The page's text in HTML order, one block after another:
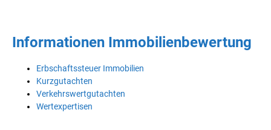
Informationen Immobilienbewertung
Erbschaftssteuer Immobilien
Kurzgutachten
Verkehrswertgutachten
Wertexpertisen